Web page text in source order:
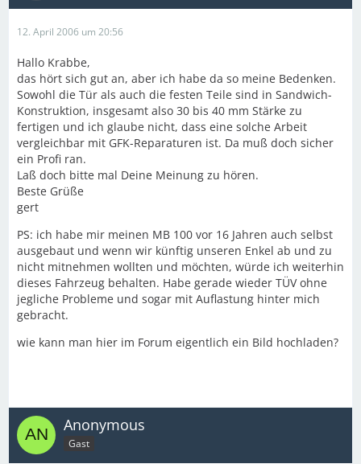
12. April 2006 um 20:56
Hallo Krabbe,
das hört sich gut an, aber ich habe da so meine Bedenken.
Sowohl die Tür als auch die festen Teile sind in Sandwich-
Konstruktion, insgesamt also 30 bis 40 mm Stärke zu
fertigen und ich glaube nicht, dass eine solche Arbeit
vergleichbar mit GFK-Reparaturen ist. Da muß doch sicher
ein Profi ran.
Laß doch bitte mal Deine Meinung zu hören.
Beste Grüße
gert
PS: ich habe mir meinen MB 100 vor 16 Jahren auch selbst
ausgebaut und wenn wir künftig unseren Enkel ab und zu
nicht mitnehmen wollten und möchten, würde ich weiterhin
dieses Fahrzeug behalten. Habe gerade wieder TÜV ohne
jegliche Probleme und sogar mit Auflastung hinter mich
gebracht.
wie kann man hier im Forum eigentlich ein Bild hochladen?
Anonymous
Gast